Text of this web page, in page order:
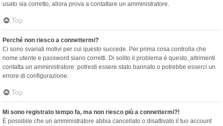
usato sia corretto, allora prova a contattare un amministratore.
Top
Perché non riesco a connettermi?
Ci sono svariati motivi per cui questo succede. Per prima cosa controlla che
nome utente e password siano corretti. Di solito il problema è questo, altrimenti
contatta un amministratore: potresti essere stato bannato o potrebbe esserci un
errore di configurazione.
Top
Mi sono registrato tempo fa, ma non riesco più a connettermi?!
È possibile che un amministratore abbia cancellato o disattivato il tuo account